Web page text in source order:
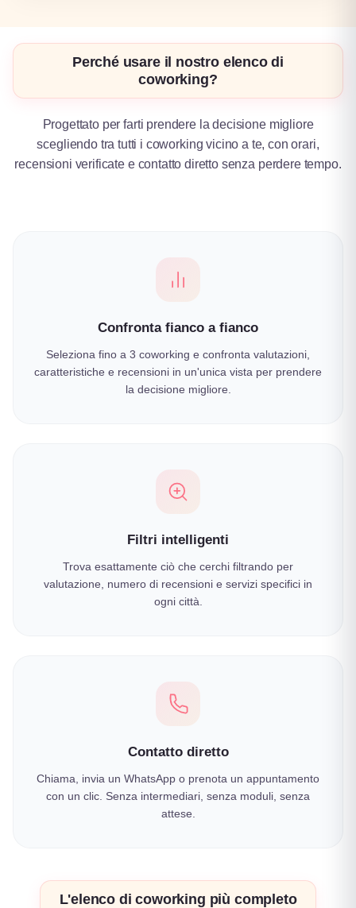
L'elenco di coworking più completo
Perché usare il nostro elenco di
coworking?
Progettato per farti prendere la decisione migliore
scegliendo tra tutti i coworking vicino a te, con orari,
recensioni verificate e contatto diretto senza perdere tempo.
Confronta fianco a fianco
Seleziona fino a 3 coworking e confronta valutazioni,
caratteristiche e recensioni in un'unica vista per prendere
la decisione migliore.
Filtri intelligenti
Trova esattamente ciò che cerchi filtrando per
valutazione, numero di recensioni e servizi specifici in
ogni città.
Contatto diretto
Chiama, invia un WhatsApp o prenota un appuntamento
con un clic. Senza intermediari, senza moduli, senza
attese.